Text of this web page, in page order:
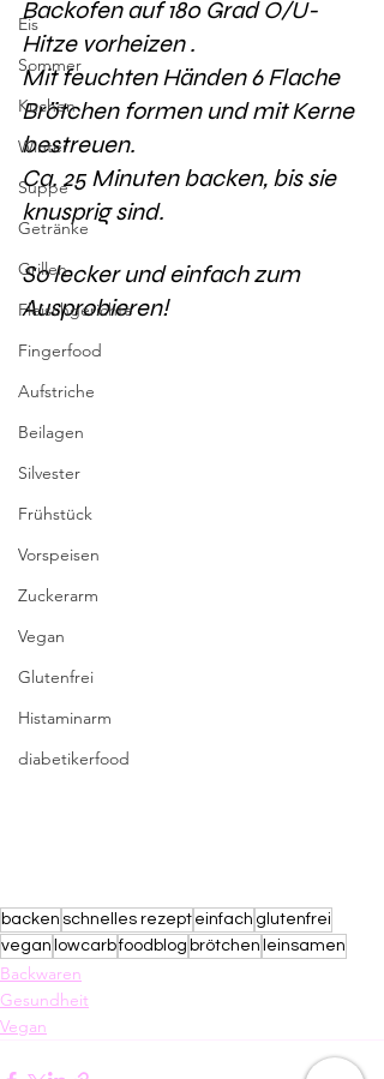
Eis
Sommer
Kuchen
Winter
Suppe
Getränke
Grillen
Fleischgerichte
Fingerfood
Aufstriche
Beilagen
Silvester
Frühstück
Vorspeisen
Zuckerarm
Vegan
Glutenfrei
Histaminarm
diabetikerfood
Backofen auf 180 Grad O/U-
Hitze vorheizen .
Mit feuchten Händen 6 Flache
Brötchen formen und mit Kerne
bestreuen.
Ca. 25 Minuten backen, bis sie
knusprig sind.
So lecker und einfach zum
Ausprobieren!
backen schnelles rezept einfach glutenfrei
vegan lowcarbfoodblog brötchen leinsamen
Backwaren
Gesundheit
Vegan